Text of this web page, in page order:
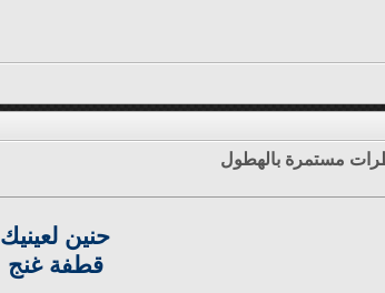
مستمرة بالهطول
حنين لعينيك
قطفة غنج